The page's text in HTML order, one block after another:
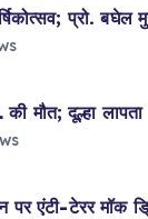
प्रो. बघेल
मौत; दूल्हा लापता
टेरर मॉक